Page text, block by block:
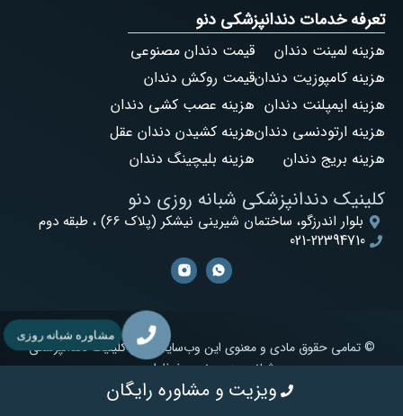
کلینیک دندانپزشکی شبانه روزی دنو
بلوار اندرزگو، ساختمان شیرینی نیشکر (پلاک 66) ، طبقه دوم
021-22394710
تعرفه خدمات دندانپزشکی دنو
هزینه لمینت دندان
هزینه کامپوزیت دندان
هزینه ایمپلنت دندان
هزینه ارتودنسی دندان
هزینه بریج دندان
قیمت دندان مصنوعی
قیمت روکش دندان
هزینه عصب کشی دندان
هزینه کشیدن دندان عقل
هزینه بلیچینگ دندان
© تمامی حقوق مادی و معنوی این وب‌سایت برای کلینیک دندانپزشکی
شبانه روزی دنو محفوظ است.
ویزیت و مشاوره رایگان
مشاوره شبانه روزی